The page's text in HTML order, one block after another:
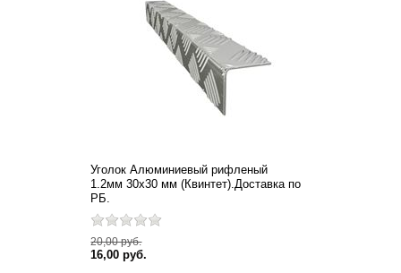
ПЭТ (ПОЛИЭТИЛЕНТЕРЕФТАЛАТ)
ЗАЩИТНЫЙ ЭКРАН НА ТЕЛЕВИЗОР
КАРКАС ДЛЯ ГАМАКА (СТОЙКА ДЛЯ ГАМАКА)
АРКА САДОВАЯ
Уголок Алюминиевый рифленый
1.2мм 30х30 мм (Квинтет).Доставка по
РБ.
20,00 руб.
16,00 руб.